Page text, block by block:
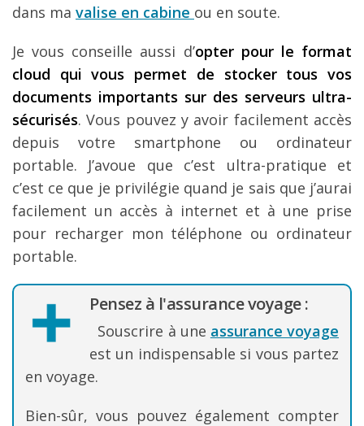
dans ma valise en cabine ou en soute.
Je vous conseille aussi d’opter pour le format
cloud qui vous permet de stocker tous vos
documents importants sur des serveurs ultra-
sécurisés. Vous pouvez y avoir facilement accès
depuis votre smartphone ou ordinateur
portable. J’avoue que c’est ultra-pratique et
c’est ce que je privilégie quand je sais que j’aurai
facilement un accès à internet et à une prise
pour recharger mon téléphone ou ordinateur
portable.
Pensez à l'assurance voyage :
Souscrire à une assurance voyage
est un indispensable si vous partez
en voyage.
Bien-sûr, vous pouvez également compter